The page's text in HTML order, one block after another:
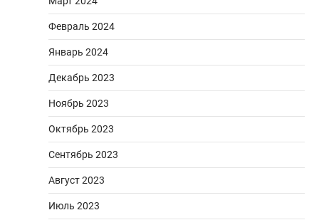
Февраль 2024
Январь 2024
Декабрь 2023
Ноябрь 2023
Октябрь 2023
Сентябрь 2023
Август 2023
Июль 2023